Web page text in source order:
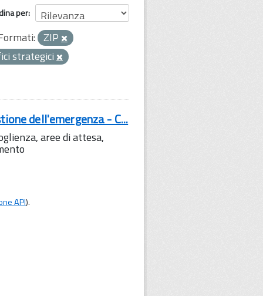
per
ZIP
strategici
dell'emergenza - C...
aree di attesa,
API).